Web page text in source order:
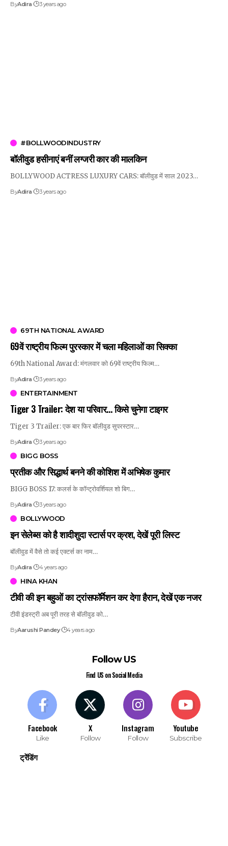
ByAdira 3 years ago
#BOLLWOODINDUSTRY
बॉलीवुड हसीनाएं बनीं लग्जरी कार की मालकिन
BOLLYWOOD ACTRESS LUXURY CARS: बॉलीवुड में साल 2023…
ByAdira 3 years ago
69TH NATIONAL AWARD
69वें राष्ट्रीय फिल्म पुरस्कार में चला महिलाओं का सिक्का
69th National Award: मंगलवार को 69वें राष्ट्रीय फिल्म…
ByAdira 3 years ago
ENTERTAINMENT
Tiger 3 Trailer: देश या परिवार… किसे चुनेगा टाइगर
Tiger 3 Trailer: एक बार फिर बॉलीवुड सुपरस्टार…
ByAdira 3 years ago
BIGG BOSS
प्रतीक और सिद्धार्थ बनने की कोशिश में अभिषेक कुमार
BIGG BOSS 17: कलर्स के कॉन्ट्रोवर्शियल शो बिग…
ByAdira 3 years ago
BOLLYWOOD
इन सेलेब्स को है शादीशुदा स्टार्स पर क्रश, देखें पूरी लिस्ट
बॉलीवुड में वैसे तो कई एक्टर्स का नाम…
ByAdira 4 years ago
HINA KHAN
टीवी की इन बहुओं का ट्रांसफॉर्मेशन कर देगा हैरान, देखें एक नजर
टीवी इंडस्ट्री अब पूरी तरह से बॉलीवुड को…
ByAarushi Pandey 4 years ago
Follow US
Find US on Social Media
Facebook
Like
X
Follow
Instagram
Follow
Youtube
Subscribe
ट्रेंडिंग